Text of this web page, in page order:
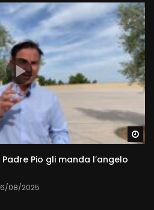
Pio gli manda l’angelo
08/2025